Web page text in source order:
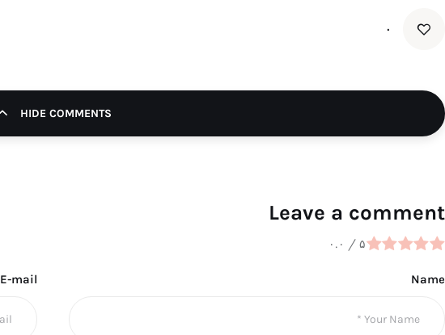
۰
HIDE COMMENTS
Leave a comment
۰.۰ / ۵
Name
E-mail